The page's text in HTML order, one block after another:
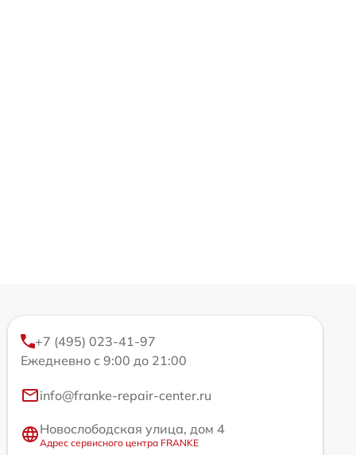
+7 (495) 023-41-97
Ежедневно с 9:00 до 21:00
info@franke-repair-center.ru
Новослободская улица, дом 4
Адрес сервисного центра FRANKE